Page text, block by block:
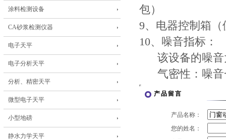
涂料检测设备
CA砂浆检测仪器
电子天平
电子分析天平
分析、精密天平
微型电子天平
小型地磅
静水力学天平
包）
9、电器控制箱（
10、噪音指标：
该设备的噪音
气密性：噪音
产品留言
产品名称：
您的姓名：